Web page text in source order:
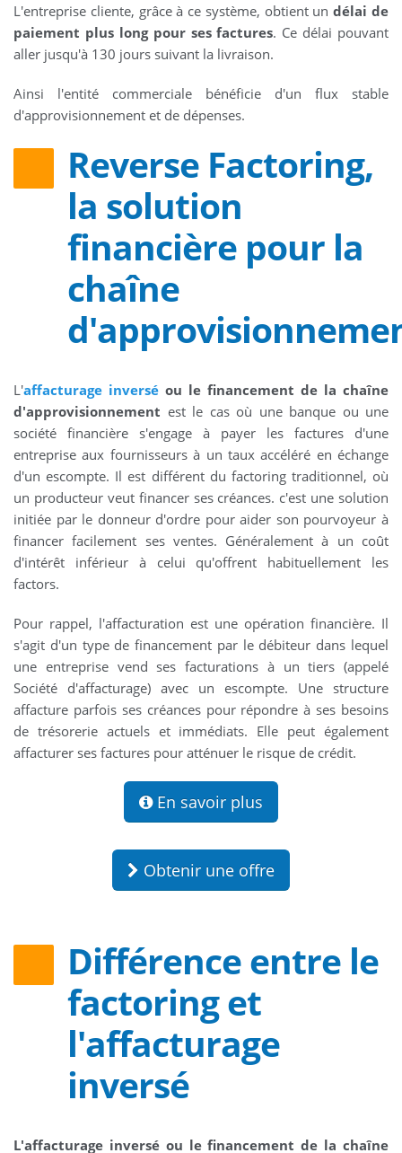
L'entreprise cliente, grâce à ce système, obtient undélai de
paiement plus long pour ses factures. Ce délai pouvant
aller jusqu'à 130 jours suivant la livraison.
Ainsi l'entité commerciale bénéficie d'un flux stable
d'approvisionnement et de dépenses.
Reverse Factoring,
la solution
financière pour la
chaîne
L'affacturage inversé ou le financement de la chaîne
d'approvisionnement est le cas où une banque ou une
société financière s'engage à payer les factures d'une
entreprise aux fournisseurs à un taux accéléré en échange
d'un escompte. Il est différent du factoring traditionnel, où
un producteur veut financer ses créances. c'est une solution
initiée par le donneur d'ordre pour aider son pourvoyeur à
financer facilement ses ventes. Généralement à un coût
d'intérêt inférieur à celui qu'offrent habituellement les
factors.
Pour rappel, l'affacturation est une opération financière. Il
s'agit d'un type de financement par le débiteur dans lequel
une entreprise vend ses facturations à un tiers (appelé
Société d'affacturage) avec un escompte. Une structure
affacture parfois ses créances pour répondre à ses besoins
de trésorerie actuels et immédiats. Elle peut également
affacturer ses factures pour atténuer le risque de crédit.
En savoir plus
Obtenir une offre
Différence entre le
factoring et
l'affacturage
inversé
L'affacturage inversé ou le financement de la chaîne